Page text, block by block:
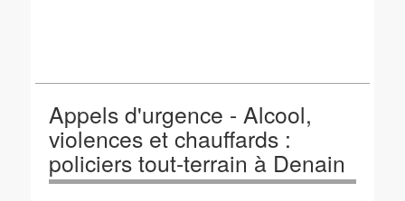
Appels d'urgence - Alcool,
violences et chauffards :
policiers tout-terrain à Denain